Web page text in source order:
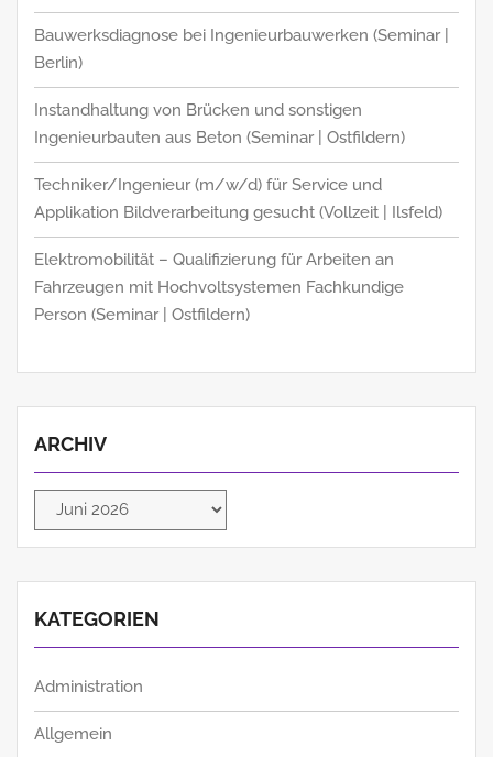
Bauwerksdiagnose bei Ingenieurbauwerken (Seminar |
Berlin)
Instandhaltung von Brücken und sonstigen
Ingenieurbauten aus Beton (Seminar | Ostfildern)
Techniker/Ingenieur (m/w/d) für Service und
Applikation Bildverarbeitung gesucht (Vollzeit | Ilsfeld)
Elektromobilität – Qualifizierung für Arbeiten an
Fahrzeugen mit Hochvoltsystemen Fachkundige
Person (Seminar | Ostfildern)
ARCHIV
Archiv
KATEGORIEN
Administration
Allgemein